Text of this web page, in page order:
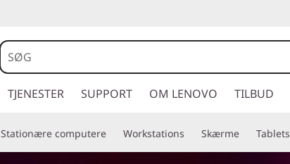
TJENESTER SUPPORT OM LENOVO TILBUD
Stationære computere Workstations Skærme Tablets